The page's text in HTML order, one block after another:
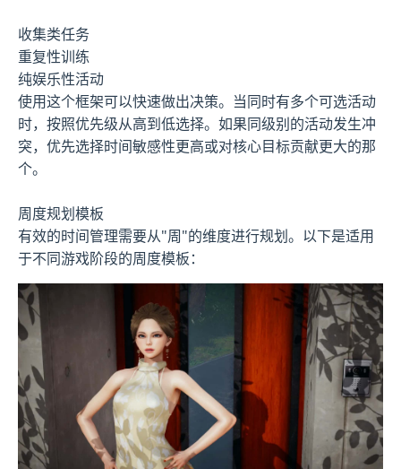
收集类任务
重复性训练
纯娱乐性活动
使用这个框架可以快速做出决策。当同时有多个可选活动
时，按照优先级从高到低选择。如果同级别的活动发生冲
突，优先选择时间敏感性更高或对核心目标贡献更大的那
个。
周度规划模板
有效的时间管理需要从"周"的维度进行规划。以下是适用
于不同游戏阶段的周度模板：